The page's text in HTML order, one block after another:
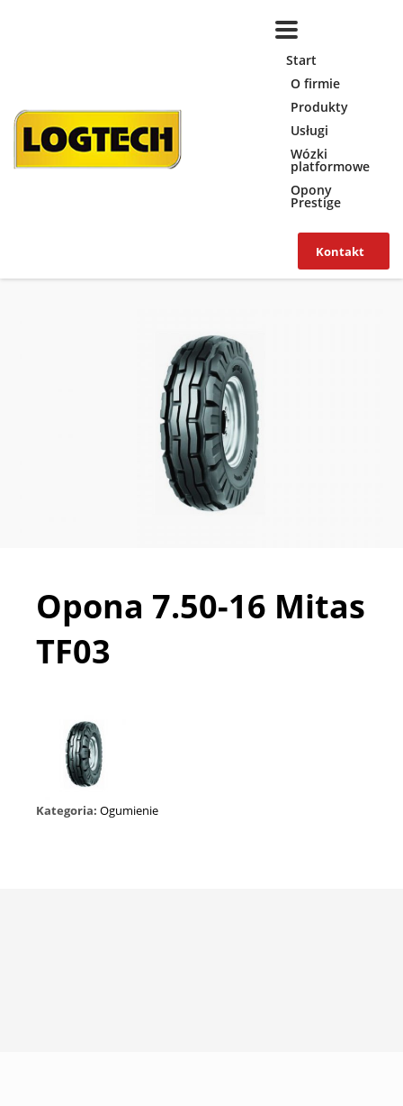
Start
O firmie
Produkty
Usługi
Wózki
platformowe
Opony
Prestige
Kontakt
Opona 7.50-16 Mitas
TF03
Kategoria: Ogumienie